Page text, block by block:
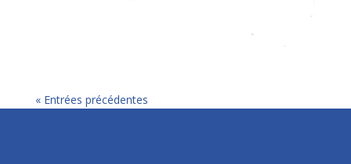
« Entrées précédentes